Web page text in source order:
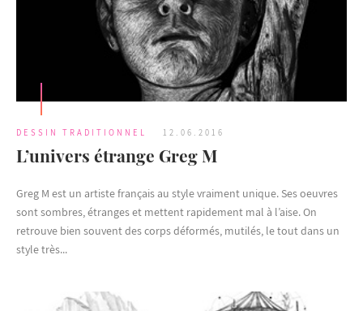
DESSIN TRADITIONNEL 12.06.2016
L’univers étrange Greg M
Greg M est un artiste français au style vraiment unique. Ses oeuvres
sont sombres, étranges et mettent rapidement mal à l’aise. On
retrouve bien souvent des corps déformés, mutilés, le tout dans un
style très...